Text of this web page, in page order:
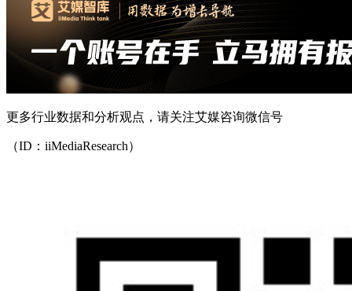
更多行业数据和分析观点，请关注艾媒咨询微信号
（ID：iiMediaResearch）